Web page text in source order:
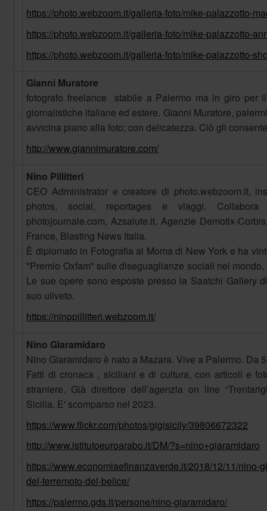
https://photo.webzoom.it/galleria-foto/mike-palazzotto-
https://photo.webzoom.it/galleria-foto/mike-palazzotto-
https://photo.webzoom.it/galleria-foto/mike-palazzotto-
Gianni Muratore
fotografo freelance stabile a Palermo ma in giro per
giornalistiche italiane ed estere. Gianni Muratore,
avvicina piano alla foto; con delicatezza. Ciò gli
http://www.giannimuratore.com/
Nino Pillitteri
CEO Administrator e creatore di photo.webzoom.it,
photos, social, reportages e viaggi. Collabora
photojournale.com, Azsalute.it. Agenzie Demotix-
France, Blasting News Italia.
È diplomato in Fotografia al Moma di New York e ha
"Premio Oxfam" sulle diseguaglianze sociali nel
Le sue opere sono esposte presso la Saatchi Gallery
suo uliveto.
https://ninopillitteri.webzoom.it/
Nino Giaramidaro
Nino Giaramidaro è nato a Mazara. Vive a Palermo. Da
Fatti di cronaca , siciliani e di cultura, con articoli e
straniere. Già direttore dell’agenzia on line
Sicilia. E' scomparso nel 2023.
https://www.flickr.com/photos/gigisicily/39806672322
http://www.istitutoeuroarabo.it/DM/?s=nino+giaramidaro
https://www.economiaefinanzaverde.it/2018/12/11/nino-
del-terremoto-del-belice/
https://palermo.gds.it/persone/nino-giaramidaro/